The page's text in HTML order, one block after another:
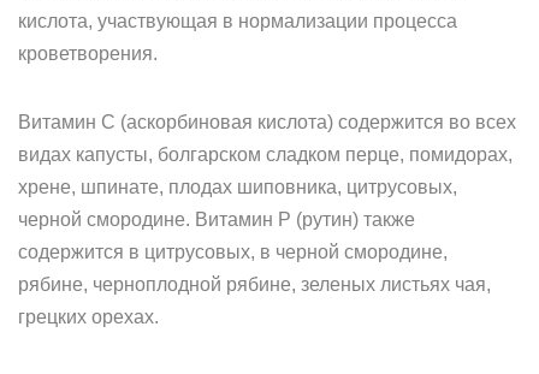
кислота, участвующая в нормализации процесса
кроветворения.
Витамин С (аскорбиновая кислота) содержится во всех
видах капусты, болгарском сладком перце, помидорах,
хрене, шпинате, плодах шиповника, цитрусовых,
черной смородине. Витамин Р (рутин) также
содержится в цитрусовых, в черной смородине,
рябине, черноплодной рябине, зеленых листьях чая,
грецких орехах.